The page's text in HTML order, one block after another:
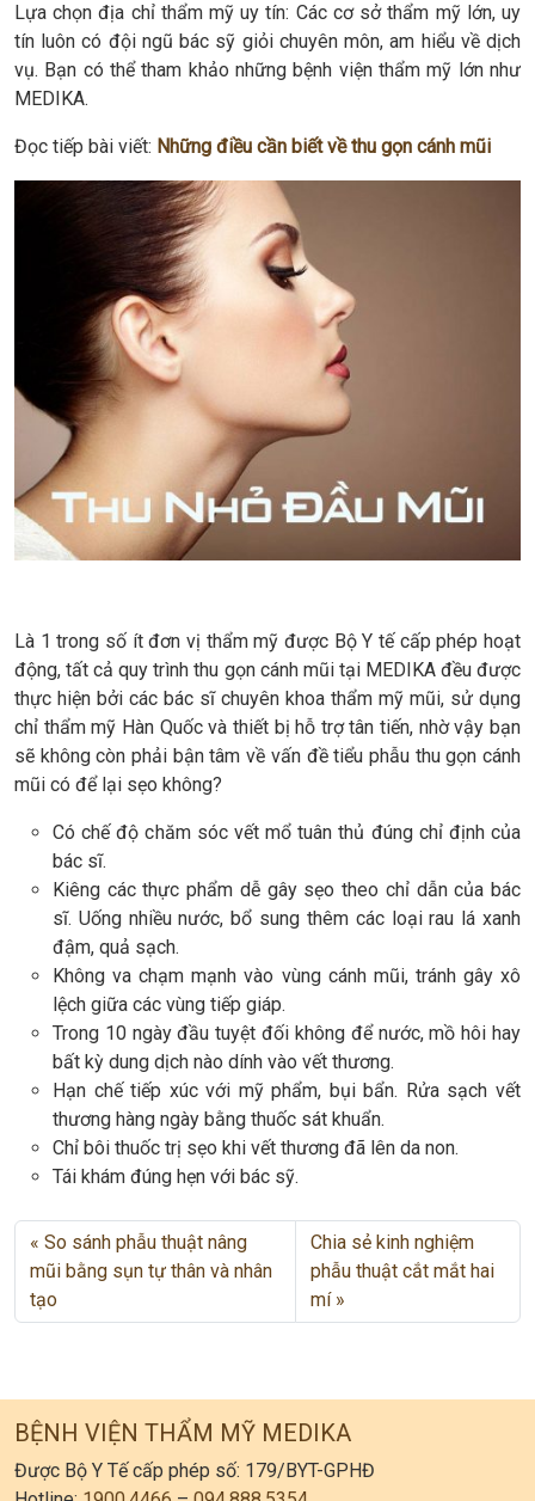
Lựa chọn địa chỉ thẩm mỹ uy tín: Các cơ sở thẩm mỹ lớn, uy
tín luôn có đội ngũ bác sỹ giỏi chuyên môn, am hiểu về dịch
vụ. Bạn có thể tham khảo những bệnh viện thẩm mỹ lớn như
MEDIKA.
Đọc tiếp bài viết: Những điều cần biết về thu gọn cánh mũi
Là 1 trong số ít đơn vị thẩm mỹ được Bộ Y tế cấp phép hoạt
động, tất cả quy trình thu gọn cánh mũi tại MEDIKA đều được
thực hiện bởi các bác sĩ chuyên khoa thẩm mỹ mũi, sử dụng
chỉ thẩm mỹ Hàn Quốc và thiết bị hỗ trợ tân tiến, nhờ vậy bạn
sẽ không còn phải bận tâm về vấn đề tiểu phẫu thu gọn cánh
mũi có để lại sẹo không?
Có chế độ chăm sóc vết mổ tuân thủ đúng chỉ định của
bác sĩ.
Kiêng các thực phẩm dễ gây sẹo theo chỉ dẫn của bác
sĩ. Uống nhiều nước, bổ sung thêm các loại rau lá xanh
đậm, quả sạch.
Không va chạm mạnh vào vùng cánh mũi, tránh gây xô
lệch giữa các vùng tiếp giáp.
Trong 10 ngày đầu tuyệt đối không để nước, mồ hôi hay
bất kỳ dung dịch nào dính vào vết thương.
Hạn chế tiếp xúc với mỹ phẩm, bụi bẩn. Rửa sạch vết
thương hàng ngày bằng thuốc sát khuẩn.
Chỉ bôi thuốc trị sẹo khi vết thương đã lên da non.
Tái khám đúng hẹn với bác sỹ.
So sánh phẫu thuật nâng
mũi bằng sụn tự thân và nhân
tạo
Chia sẻ kinh nghiệm
phẫu thuật cắt mắt hai
mí
BỆNH VIỆN THẨM MỸ MEDIKA
Được Bộ Y Tế cấp phép số: 179/BYT-GPHĐ